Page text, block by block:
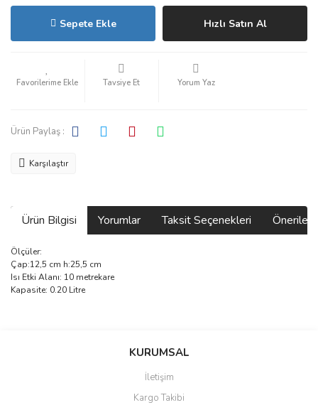
Sepete Ekle Hızlı Satın Al
Tavsiye Et Yorum Yaz
Ürün Paylaş :
Karşılaştır
Ürün Bilgisi Yorumlar Taksit Seçenekleri
Ölçüler:
Çap:12,5 cm h:25,5 cm
Isı Etki Alanı: 10 metrekare
Kapasite: 0.20 Litre
Bu ürüne ilk yorumu siz yapın!
Ürün resmi kalitesiz, bozuk veya görüntülenemiyor.
KURUMSAL
İletişim
Kargo Takibi